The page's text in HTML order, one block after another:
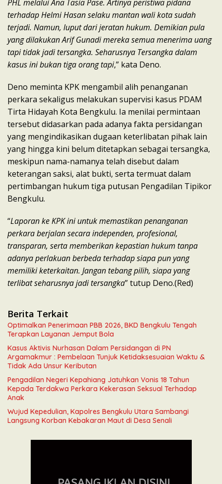
PHL melalui Ana Tasia Pase. Artinya peristiwa pidana
terhadap Helmi Hasan selaku mantan wali kota sudah
terjadi. Namun, luput dari jeratan hukum. Demikian pula
yang dilakukan Arif Gunadi mereka semua menerima uang
tapi tidak jadi tersangka. Seharusnya Tersangka dalam
kasus ini bukan tiga orang tapi,” kata Deno.
Deno meminta KPK mengambil alih penanganan
perkara sekaligus melakukan supervisi kasus PDAM
Tirta Hidayah Kota Bengkulu. Ia menilai permintaan
tersebut didasarkan pada adanya fakta persidangan
yang mengindikasikan dugaan keterlibatan pihak lain
yang hingga kini belum ditetapkan sebagai tersangka,
meskipun nama-namanya telah disebut dalam
keterangan saksi, alat bukti, serta termuat dalam
pertimbangan hukum tiga putusan Pengadilan Tipikor
Bengkulu.
“Laporan ke KPK ini untuk memastikan penanganan
perkara berjalan secara independen, profesional,
transparan, serta memberikan kepastian hukum tanpa
adanya perlakuan berbeda terhadap siapa pun yang
memiliki keterkaitan. Jangan tebang pilih, siapa yang
terlibat seharusnya jadi tersangka” tutup Deno.(Red)
Berita Terkait
Optimalkan Penerimaan PBB 2026, BKD Bengkulu Tengah
Terapkan Layanan Jemput Bola
Kasus Aktivis Nurhasan Dalam Persidangan di PN
Argamakmur : Pembelaan Tunjuk Ketidaksesuaian Waktu &
Tidak Ada Unsur Keributan
Pengadilan Negeri Kepahiang Jatuhkan Vonis 18 Tahun
Kepada Terdakwa Perkara Kekerasan Seksual Terhadap
Anak
Wujud Kepedulian, Kapolres Bengkulu Utara Sambangi
Langsung Korban Kebakaran Maut di Desa Senali